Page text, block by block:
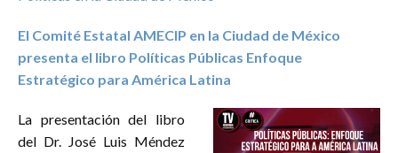
El Comité Estatal AMECIP en la Ciudad de México
presenta el libro Políticas Públicas Enfoque
Estratégico para América Latina
La presentación del libro
del Dr. José Luis Méndez